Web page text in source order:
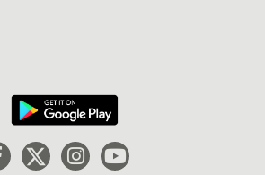
Facebook
X
Instagram